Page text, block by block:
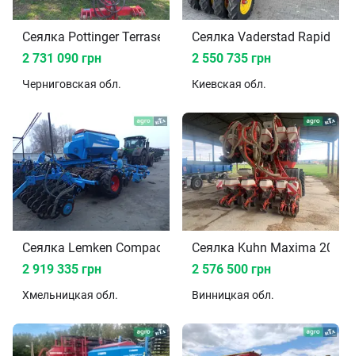
Сеялка Pottinger Terrasem 2016
2 731 090 грн
Черниговская обл.
Сеялка Vaderstad Rapid
2 550 735 грн
Киевская обл.
Сеялка Lemken Compact-Solitair 2017
2 919 335 грн
Хмельницкая обл.
Сеялка Kuhn Maxima 2016
2 576 500 грн
Винницкая обл.